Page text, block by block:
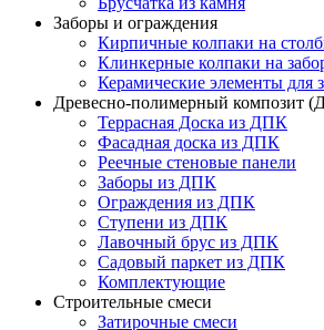
Заборы и ограждения
Кирпичные колпаки на
Клинкерные колпаки на
Керамические элементы для
Древесно-полимерный композит
Террасная Доска из ДПК
Фасадная доска из ДПК
Реечные стеновые панели
Заборы из ДПК
Ограждения из ДПК
Ступени из ДПК
Лавочный брус из ДПК
Садовый паркет из ДПК
Комплектующие
Строительные смеси
Затирочные смеси